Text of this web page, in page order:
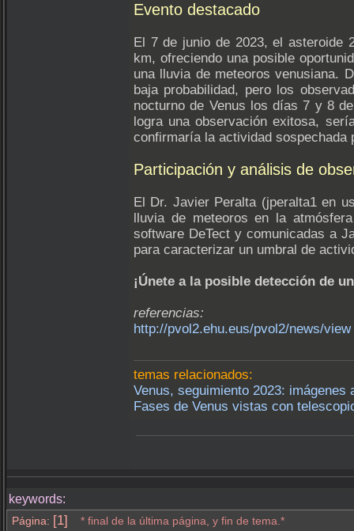
Evento destacado
El 7 de junio de 2023, el asteroide
km, ofreciendo una posible
una lluvia de meteoros venusiana.
baja probabilidad, pero los
nocturno de Venus los días 7 y 8
logra una observación exitosa,
confirmaría la actividad sospechada
Participación y análisis de
El Dr. Javier Peralta (jperalta1 en
lluvia de meteoros en la
software DeTect y comunicadas a
para caracterizar un umbral de
¡Únete a la posible detección de
referencias:
http://pvol2.ehu.eus/pvol2/news/view
temas relacionados:
Venus, seguimiento 2023: imágenes
Fases de Venus vistas con
keywords:
Página: [1] * final de la última página, y fin de tema.*